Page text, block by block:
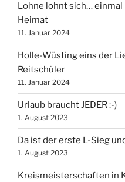
Lohne lohnt sich… einmal
Heimat
11. Januar 2024
Holle-Wüsting eins der
Reitschüler
11. Januar 2024
Urlaub braucht JEDER :-)
1. August 2023
Da ist der erste L-Sieg
1. August 2023
Kreismeisterschaften in